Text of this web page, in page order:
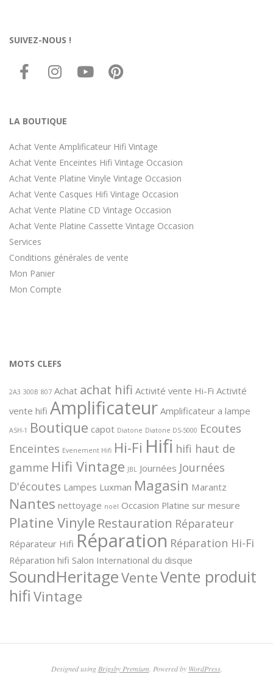
SUIVEZ-NOUS !
LA BOUTIQUE
Achat Vente Amplificateur Hifi Vintage
Achat Vente Enceintes Hifi Vintage Occasion
Achat Vente Platine Vinyle Vintage Occasion
Achat Vente Casques Hifi Vintage Occasion
Achat Vente Platine CD Vintage Occasion
Achat Vente Platine Cassette Vintage Occasion
Services
Conditions générales de vente
Mon Panier
Mon Compte
MOTS CLEFS
2A3 300B 807 Achat achat hifi Activité vente Hi-Fi Activité
vente hifi Amplificateur Amplificateur a lampe
ASH-1 Boutique capot Diatone Diatone DS-5000 Ecoutes
Enceintes Evenement Hifi Hi-Fi Hifi hifi haut de
gamme Hifi Vintage JBL Journées Journées
D'écoutes Lampes Luxman Magasin Marantz
Nantes nettoyage noël Occasion Platine sur mesure
Platine Vinyle Restauration Réparateur
Réparateur Hifi Réparation Réparation Hi-Fi
Réparation hifi Salon International du disque
SoundHeritageVenteVente produit
hifi Vintage
Designed using Brigsby Premium . Powered by WordPress.